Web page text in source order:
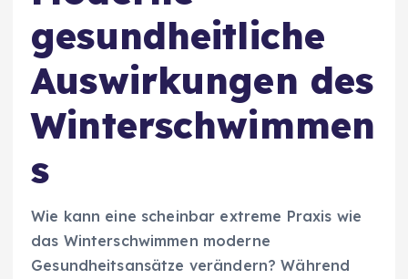
gesundheitliche
Auswirkungen des
Winterschwimmen
s
Wie kann eine scheinbar extreme Praxis wie
das Winterschwimmen moderne
Gesundheitsansätze verändern? Während